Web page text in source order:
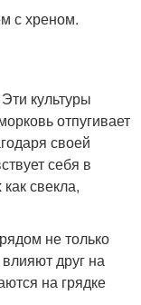
с хреном.
культуры
отпугивает
своей
себя в
свекла,
не только
друг на
на грядке